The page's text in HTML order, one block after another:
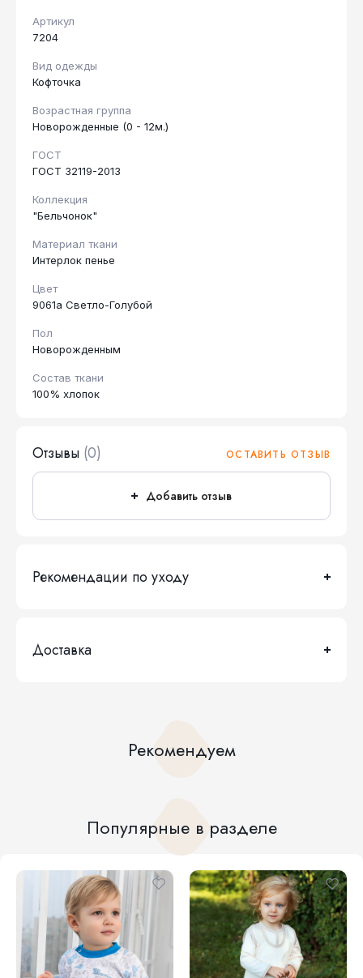
Артикул
7204
Вид одежды
Кофточка
Возрастная группа
Новорожденные (0 - 12м.)
ГОСТ
ГОСТ 32119-2013
Коллекция
"Бельчонок"
Материал ткани
Интерлок пенье
Цвет
9061а Светло-Голубой
Пол
Новорожденным
Состав ткани
100% хлопок
Отзывы (0) ОСТАВИТЬ ОТЗЫВ
Добавить отзыв
Рекомендации по уходу
Доставка
Рекомендуем
Популярные в разделе